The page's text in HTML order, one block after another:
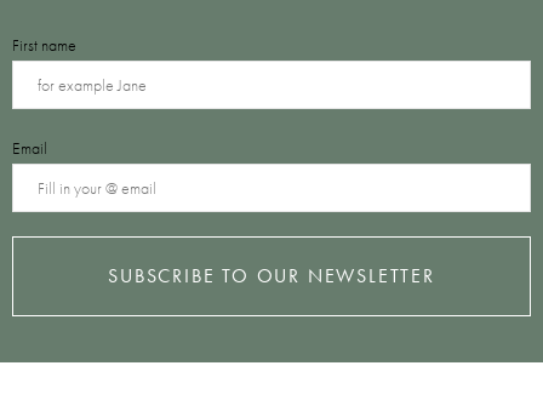
First name
Email
SUBSCRIBE TO OUR NEWSLETTER